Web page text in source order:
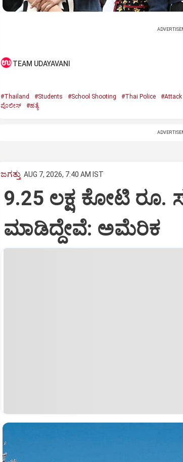
TEAM UDAYAVANI
#Thailand #Students #School Shooting #Thai Police #Attack
ಪೊಲೀಸ್‌
#ಹತ್ಯೆ
ಜಗತ್ತು AUG 7, 2026, 7:40 AM IST
9.25 ಲಕ್ಷ ಕೋಟಿ ರೂ.
ಮಾಡಿದ್ದೇವೆ: ಅಮೆರಿಕ